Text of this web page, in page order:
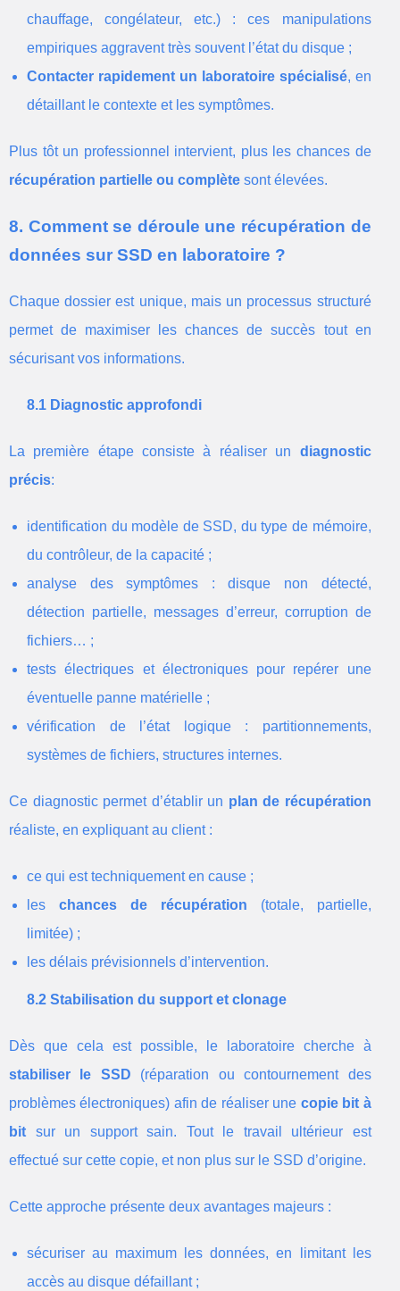
chauffage, congélateur, etc.) : ces manipulations
empiriques aggravent très souvent l’état du disque ;
Contacter rapidement un laboratoire spécialisé, en
détaillant le contexte et les symptômes.
Plus tôt un professionnel intervient, plus les chances de
récupération partielle ou complète sont élevées.
8. Comment se déroule une récupération de
données sur SSD en laboratoire ?
Chaque dossier est unique, mais un processus structuré
permet de maximiser les chances de succès tout en
sécurisant vos informations.
8.1 Diagnostic approfondi
La première étape consiste à réaliser un diagnostic
précis:
identification du modèle de SSD, du type de mémoire,
du contrôleur, de la capacité ;
analyse des symptômes : disque non détecté,
détection partielle, messages d’erreur, corruption de
fichiers… ;
tests électriques et électroniques pour repérer une
éventuelle panne matérielle ;
vérification de l’état logique : partitionnements,
systèmes de fichiers, structures internes.
Ce diagnostic permet d’établir un plan de récupération
réaliste, en expliquant au client :
ce qui est techniquement en cause ;
les chances de récupération (totale, partielle,
limitée) ;
les délais prévisionnels d’intervention.
8.2 Stabilisation du support et clonage
Dès que cela est possible, le laboratoire cherche à
stabiliser le SSD (réparation ou contournement des
problèmes électroniques) afin de réaliser une copie bit à
bit sur un support sain. Tout le travail ultérieur est
effectué sur cette copie, et non plus sur le SSD d’origine.
Cette approche présente deux avantages majeurs :
sécuriser au maximum les données, en limitant les
accès au disque défaillant ;